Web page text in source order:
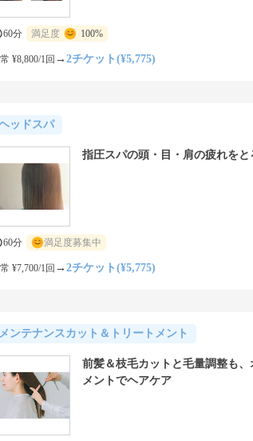
60分 満足度 100%
¥8,800/1回 → 2チケット(¥5,775)
ッドスパ
指圧スパの頭・目・肩の疲れを
60分 満足度募集中
¥7,700/1回 → 2チケット(¥5,775)
ンテナンスカット＆トリートメント
前髪＆枝毛カットと毛量調整も、
メントでヘアケア